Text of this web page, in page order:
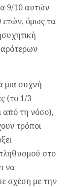
9/10 αυτών
ετών, όμως τα
μια συχνή
(το 1/3
από τη νόσο),
τρόποι
στο
να
σχέση με την